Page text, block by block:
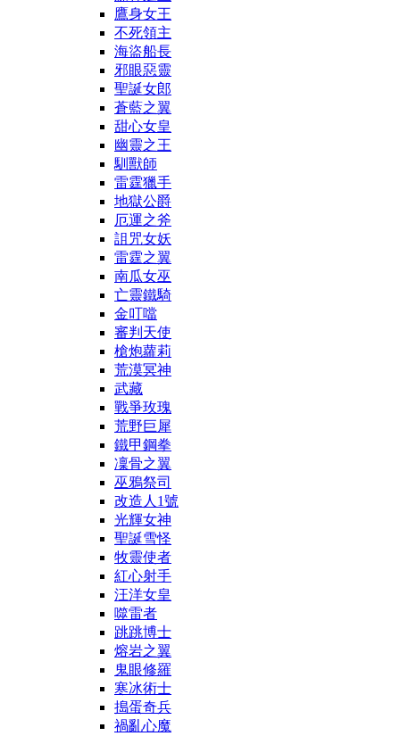
鷹身女王
不死領主
海盜船長
邪眼惡靈
聖誕女郎
蒼藍之翼
甜心女皇
幽靈之王
馴獸師
雷霆獵手
地獄公爵
厄運之斧
詛咒女妖
雷霆之翼
南瓜女巫
亡靈鐵騎
金叮噹
審判天使
槍炮蘿莉
荒漠冥神
武藏
戰爭玫瑰
荒野巨犀
鐵甲鋼拳
凜骨之翼
巫鴉祭司
改造人1號
光輝女神
聖誕雪怪
牧靈使者
紅心射手
汪洋女皇
噬雷者
跳跳博士
熔岩之翼
鬼眼修羅
寒冰術士
搗蛋奇兵
禍亂心魔